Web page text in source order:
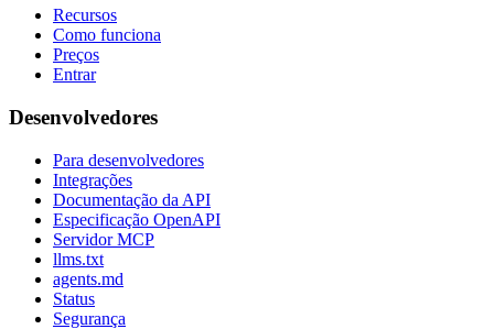
Recursos
Como funciona
Preços
Entrar
Desenvolvedores
Para desenvolvedores
Integrações
Documentação da API
Especificação OpenAPI
Servidor MCP
llms.txt
agents.md
Status
Segurança